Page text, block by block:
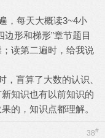
，每天大概读3~4小
形和梯形”章节题目
读第二遍时，给我说
，盲算了大数的认识、
知识也有以前知识的
的，知识点都理解。
38#